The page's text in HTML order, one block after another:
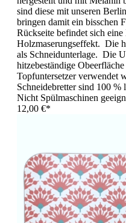
sind diese mit unseren
bringen damit ein bisschen
Rückseite befindet sich
Holzmaserungseffekt. Die
als Schneidunterlage. Die
hitzebeständige
Topfuntersetzer verwendet
Schneidebretter sind 100
Nicht Spülmaschinen
12,00 €*